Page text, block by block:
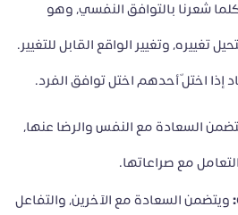
شعرنا بالتوافق النفسي، وهو
تغييره، وتغيير الواقع القابل للتغيير.
إذا اختلّ أحدهم اختل توافق الفرد.
السعادة مع النفس والرضا عنها،
مع صراعاتها.
ويتضمن السعادة مع الآخرين، والتفاعل